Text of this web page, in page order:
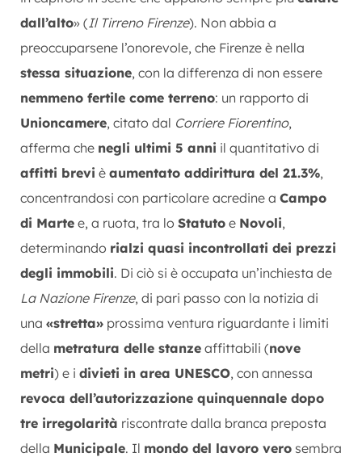
dall’alto» (Il Tirreno Firenze). Non abbia a
preoccuparsene l’onorevole, che Firenze è nella
stessa situazione, con la differenza di non essere
nemmeno fertile come terreno: un rapporto di
Unioncamere, citato dal Corriere Fiorentino,
afferma che negli ultimi 5 anni il quantitativo di
affitti brevi è aumentato addirittura del 21.3%,
concentrandosi con particolare acredine a Campo
di Marte e, a ruota, tra lo Statuto e Novoli,
determinando rialzi quasi incontrollati dei prezzi
degli immobili. Di ciò si è occupata un’inchiesta de
La Nazione Firenze, di pari passo con la notizia di
una «stretta» prossima ventura riguardante i limiti
della metratura delle stanze affittabili (nove
metri) e i divieti in area UNESCO, con annessa
revoca dell’autorizzazione quinquennale dopo
tre irregolarità riscontrate dalla branca preposta
della Municipale. Il mondo del lavoro vero sembra